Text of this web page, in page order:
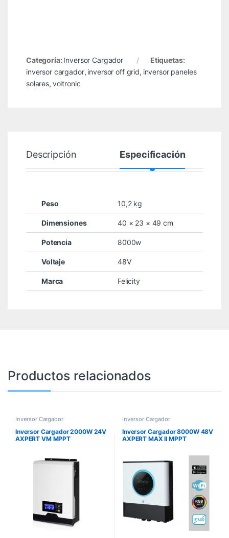
Categoría: Inversor Cargador
Etiquetas:
inversor cargador, inversor off grid, inversor paneles
solares, voltronic
Descripción Especificación
Peso 10,2 kg
Dimensiones 40 × 23 × 49 cm
Potencia 8000w
Voltaje 48V
Marca Felicity
Productos relacionados
Inversor Cargador
Inversor Cargador 2000W 24V
AXPERT VM MPPT
Inversor Cargador
Inversor Cargador 8000W 48V
AXPERT MAX II MPPT